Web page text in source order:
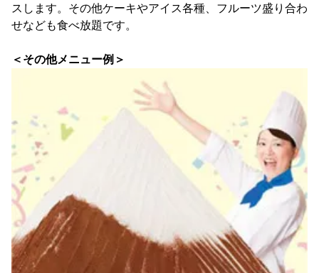
スします。その他ケーキやアイス各種、フルーツ盛り合わ
せなども食べ放題です。
＜その他メニュー例＞